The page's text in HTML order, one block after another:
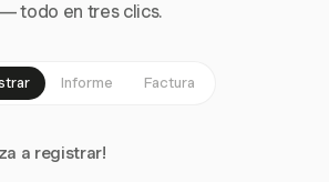
— todo en tres clics.
Informe Factura
a registrar!